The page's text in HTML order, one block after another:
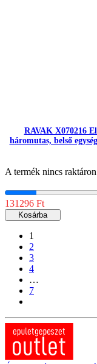
RAVAK X070216
háromutas, belső
A termék nincs raktáron
131296 Ft
Kosárba
1
2
3
4
…
7